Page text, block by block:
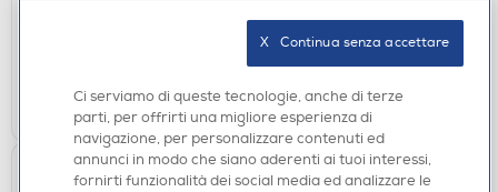
Ritiro in negozio in 30' gratuito: verifica
AGGIUNGI
Ci serviamo di queste tecnologie, anche di terze
parti, per offrirti una migliore esperienza di
navigazione, per personalizzare contenuti ed
annunci in modo che siano aderenti ai tuoi interessi,
fornirti funzionalità dei social media ed analizzare le
X   Continua senza accettare